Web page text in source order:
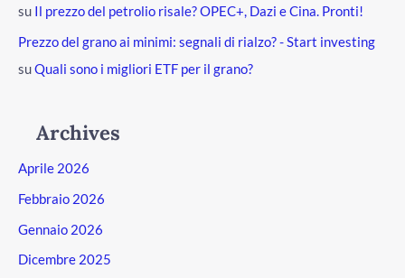
su Il prezzo del petrolio risale? OPEC+, Dazi e Cina. Pronti!
Prezzo del grano ai minimi: segnali di rialzo? - Start investing
suQuali sono i migliori ETF per il grano?
Archives
Aprile 2026
Febbraio 2026
Gennaio 2026
Dicembre 2025